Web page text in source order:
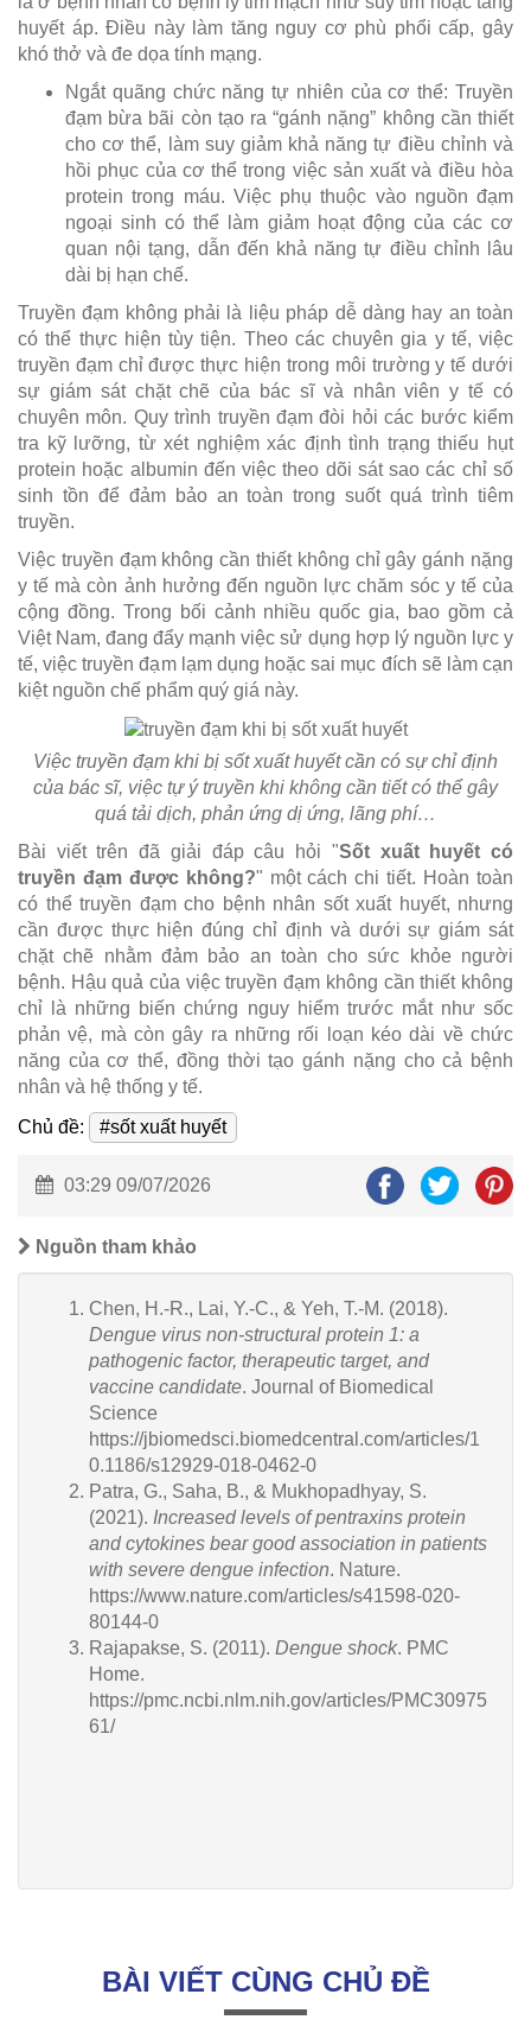
huyết áp. Điều này làm tăng nguy cơ phù phổi cấp, gây
khó thở và đe dọa tính mạng.
Ngắt quãng chức năng tự nhiên của cơ thể: Truyền
đạm bừa bãi còn tạo ra “gánh nặng” không cần thiết
cho cơ thể, làm suy giảm khả năng tự điều chỉnh và
hồi phục của cơ thể trong việc sản xuất và điều hòa
protein trong máu. Việc phụ thuộc vào nguồn đạm
ngoại sinh có thể làm giảm hoạt động của các cơ
quan nội tạng, dẫn đến khả năng tự điều chỉnh lâu
dài bị hạn chế.
Truyền đạm không phải là liệu pháp dễ dàng hay an toàn
có thể thực hiện tùy tiện. Theo các chuyên gia y tế, việc
truyền đạm chỉ được thực hiện trong môi trường y tế dưới
sự giám sát chặt chẽ của bác sĩ và nhân viên y tế có
chuyên môn. Quy trình truyền đạm đòi hỏi các bước kiểm
tra kỹ lưỡng, từ xét nghiệm xác định tình trạng thiếu hụt
protein hoặc albumin đến việc theo dõi sát sao các chỉ số
sinh tồn để đảm bảo an toàn trong suốt quá trình tiêm
truyền.
Việc truyền đạm không cần thiết không chỉ gây gánh nặng
y tế mà còn ảnh hưởng đến nguồn lực chăm sóc y tế của
cộng đồng. Trong bối cảnh nhiều quốc gia, bao gồm cả
Việt Nam, đang đẩy mạnh việc sử dụng hợp lý nguồn lực y
tế, việc truyền đạm lạm dụng hoặc sai mục đích sẽ làm cạn
kiệt nguồn chế phẩm quý giá này.
Việc truyền đạm khi bị sốt xuất huyết cần có sự chỉ định
của bác sĩ, việc tự ý truyền khi không cần tiết có thể gây
quá tải dịch, phản ứng dị ứng, lãng phí…
Bài viết trên đã giải đáp câu hỏi "Sốt xuất huyết có
truyền đạm được không?" một cách chi tiết. Hoàn toàn
có thể truyền đạm cho bệnh nhân sốt xuất huyết, nhưng
cần được thực hiện đúng chỉ định và dưới sự giám sát
chặt chẽ nhằm đảm bảo an toàn cho sức khỏe người
bệnh. Hậu quả của việc truyền đạm không cần thiết không
chỉ là những biến chứng nguy hiểm trước mắt như sốc
phản vệ, mà còn gây ra những rối loạn kéo dài về chức
năng của cơ thể, đồng thời tạo gánh nặng cho cả bệnh
nhân và hệ thống y tế.
Chủ đề:
#sốt xuất huyết
03:29 09/07/2026
Nguồn tham khảo
Chen, H.-R., Lai, Y.-C., & Yeh, T.-M. (2018).
Dengue virus non-structural protein 1: a
pathogenic factor, therapeutic target, and
vaccine candidate. Journal of Biomedical
Science
https://jbiomedsci.biomedcentral.com/articles/1
0.1186/s12929-018-0462-0
Patra, G., Saha, B., & Mukhopadhyay, S.
(2021). Increased levels of pentraxins protein
and cytokines bear good association in patients
with severe dengue infection. Nature.
https://www.nature.com/articles/s41598-020-
80144-0
Rajapakse, S. (2011). Dengue shock. PMC
Home.
https://pmc.ncbi.nlm.nih.gov/articles/PMC30975
61/
BÀI VIẾT CÙNG CHỦ ĐỀ